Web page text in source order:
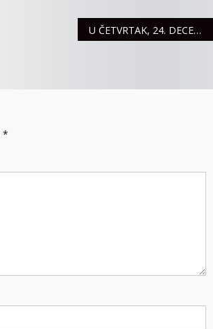
U ČETVRTAK, 24. DECEMBRA BEZ VODE OSTAJU POJEDINA FRUŠKOGORSKA SELA
*